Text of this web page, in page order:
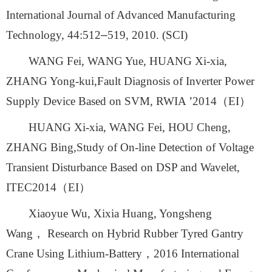
International Journal of Advanced Manufacturing
Technology, 44:512–519, 2010. (SCI)
WANG Fei, WANG Yue, HUANG Xi-xia,
ZHANG Yong-kui,Fault Diagnosis of Inverter Power
Supply Device Based on SVM, RWIA ’2014 （EI）
HUANG Xi-xia, WANG Fei, HOU Cheng,
ZHANG Bing,Study of On-line Detection of Voltage
Transient Disturbance Based on DSP and Wavelet,
ITEC2014 （EI）
Xiaoyue Wu, Xixia Huang, Yongsheng
Wang ，
Research on Hybrid Rubber Tyred Gantry
Crane Using Lithium-Battery ， 2016 International